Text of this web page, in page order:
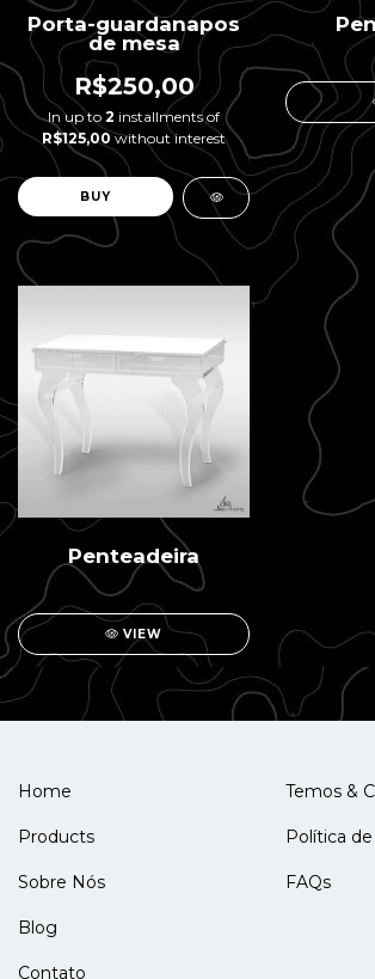
Porta-guardanapos
de mesa
R$250,00
In up to 2 installments of
R$125,00without interest
Penteadeira
VIEW
Home
Products
Sobre Nós
Blog
Contato
Temos &
Política
FAQs